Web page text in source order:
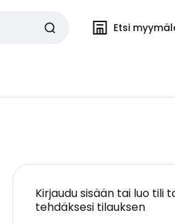
Etsi
Kirjaudu sisään tai luo tili
tehdäksesi tilauksen